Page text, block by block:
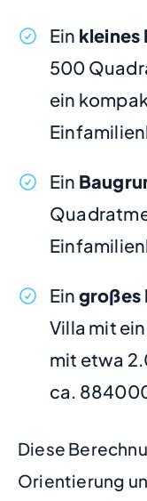
Ein kleines
500
ein
Ein
Ein großes
Villa mit
mit etwa
ca.
Diese
Orientierung